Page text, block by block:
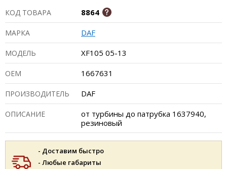
КОД ТОВАРА 8864
МАРКА DAF
МОДЕЛЬ XF105 05-13
ОЕМ 1667631
ПРОИЗВОДИТЕЛЬ DAF
ОПИСАНИЕ
от турбины до патрубка 1637940,
резиновый
- Доставим быстро
- Любые габариты